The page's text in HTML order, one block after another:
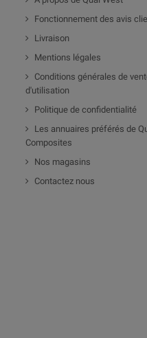
Fonctionnement des avis
Livraison
Mentions légales
Conditions générales de
d'utilisation
Politique de confidentialité
Les annuaires préférés de
Composites
Nos magasins
Contactez nous